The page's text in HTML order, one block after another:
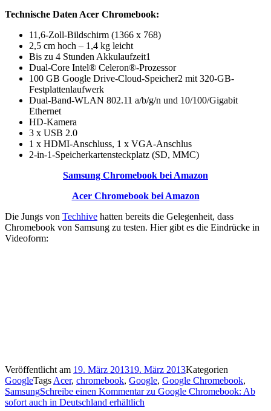
Technische Daten Acer Chromebook:
11,6-Zoll-Bildschirm (1366 x 768)
2,5 cm hoch – 1,4 kg leicht
Bis zu 4 Stunden Akkulaufzeit1
Dual-Core Intel® Celeron®-Prozessor
100 GB Google Drive-Cloud-Speicher2 mit 320-GB-
Festplattenlaufwerk
Dual-Band-WLAN 802.11 a/b/g/n und 10/100/Gigabit
Ethernet
HD-Kamera
3 x USB 2.0
1 x HDMI-Anschluss, 1 x VGA-Anschlus
2-in-1-Speicherkartensteckplatz (SD, MMC)
Samsung Chromebook bei Amazon
Acer Chromebook bei Amazon
Die Jungs von Techhive hatten bereits die Gelegenheit, dass
Chromebook von Samsung zu testen. Hier gibt es die Eindrücke in
Videoform:
Veröffentlicht am 19. März 201319. März 2013Kategorien
GoogleTags Acer, chromebook, Google, Google Chromebook,
SamsungSchreibe einen Kommentarzu Google Chromebook: Ab
sofort auch in Deutschland erhältlich